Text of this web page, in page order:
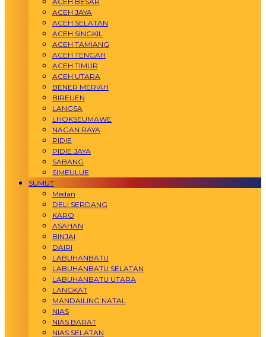
ACEH JAYA
ACEH SELATAN
ACEH SINGKIL
ACEH TAMIANG
ACEH TENGAH
ACEH TIMUR
ACEH UTARA
BENER MERIAH
BIREUEN
LANGSA
LHOKSEUMAWE
NAGAN RAYA
PIDIE
PIDIE JAYA
SABANG
SIMEULUE
SUMUT
Medan
DELI SERDANG
KARO
ASAHAN
BINJAI
DAIRI
LABUHANBATU
LABUHANBATU SELATAN
LABUHANBATU UTARA
LANGKAT
MANDAILING NATAL
NIAS
NIAS BARAT
NIAS SELATAN